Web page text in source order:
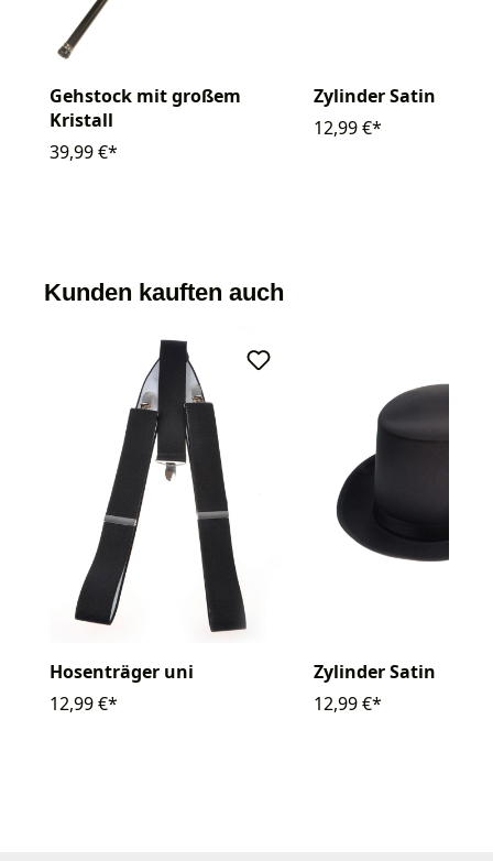
Gehstock mit großem
Kristall
39,99 €*
Zylinder Satin
12,99 €*
Kunden kauften auch
Hosenträger uni
12,99 €*
Zylinder Satin
12,99 €*